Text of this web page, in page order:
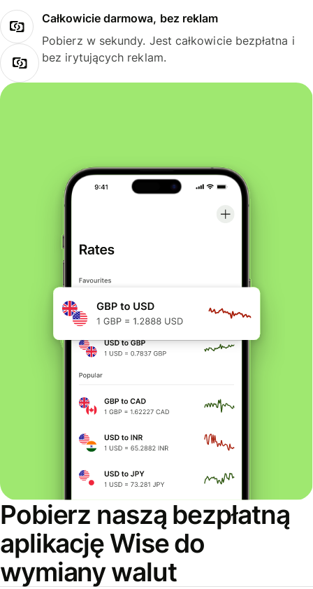
Całkowicie darmowa, bez reklam
Pobierz w sekundy. Jest całkowicie bezpłatna i
bez irytujących reklam.
Pobierz naszą bezpłatną
aplikację Wise do
wymiany walut